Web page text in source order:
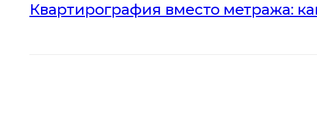
Квартирография вместо метража: